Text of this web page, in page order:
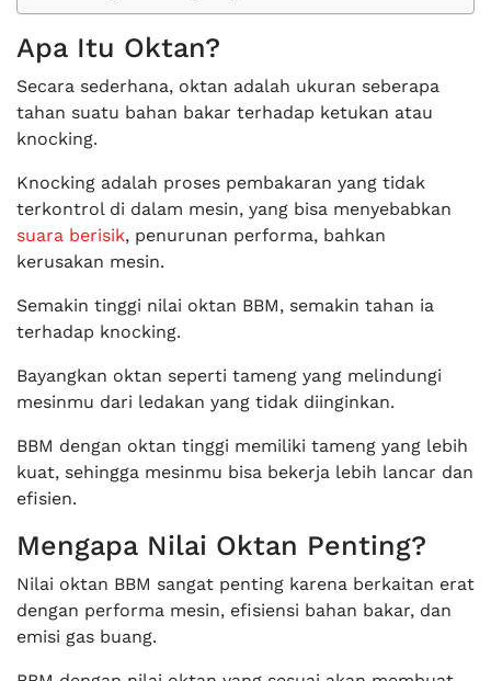
Apa Itu Oktan?
Secara sederhana, oktan adalah ukuran seberapa
tahan suatu bahan bakar terhadap ketukan atau
knocking.
Knocking adalah proses pembakaran yang tidak
terkontrol di dalam mesin, yang bisa menyebabkan
suara berisik, penurunan performa, bahkan
kerusakan mesin.
Semakin tinggi nilai oktan BBM, semakin tahan ia
terhadap knocking.
Bayangkan oktan seperti tameng yang melindungi
mesinmu dari ledakan yang tidak diinginkan.
BBM dengan oktan tinggi memiliki tameng yang lebih
kuat, sehingga mesinmu bisa bekerja lebih lancar dan
efisien.
Mengapa Nilai Oktan Penting?
Nilai oktan BBM sangat penting karena berkaitan erat
dengan performa mesin, efisiensi bahan bakar, dan
emisi gas buang.